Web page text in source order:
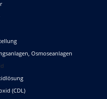
Osmoseanlagen
(CDL)